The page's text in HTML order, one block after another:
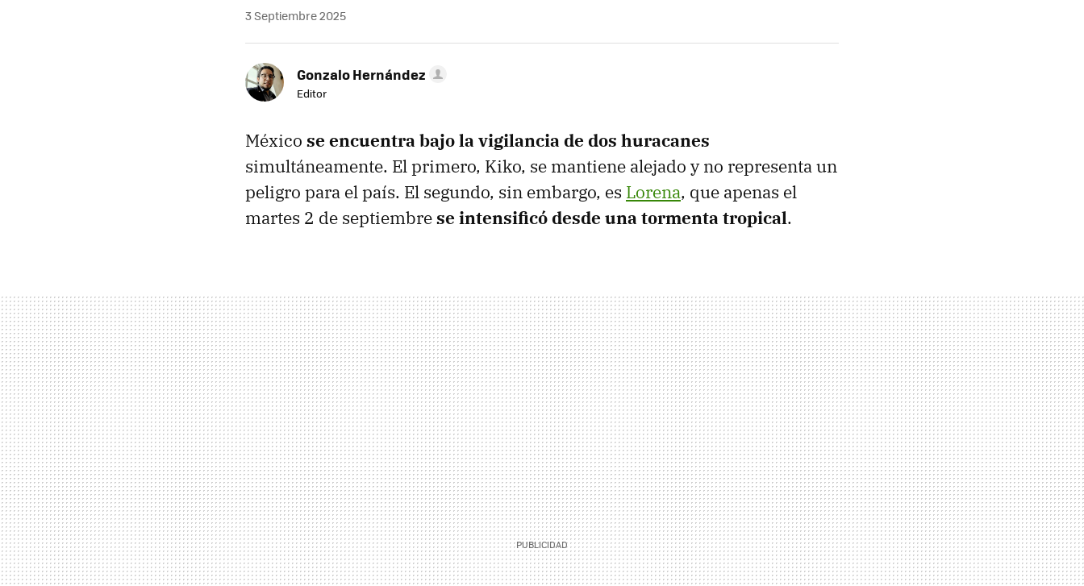
3 Septiembre 2025
Gonzalo Hernández
Editor
México se encuentra bajo la vigilancia de dos huracanes
simultáneamente. El primero, Kiko, se mantiene alejado y no representa un
peligro para el país. El segundo, sin embargo, es Lorena, que apenas el
martes 2 de septiembrese intensificó desde una tormenta tropical.